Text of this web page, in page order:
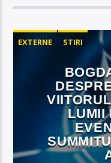
EXTERNE STIRI
LUMII